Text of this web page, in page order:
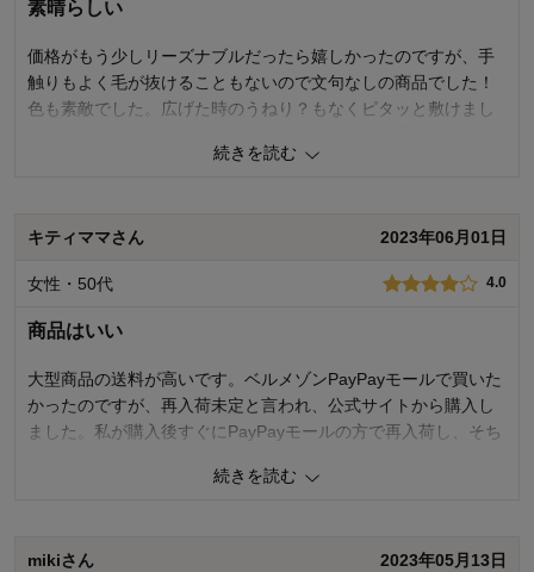
素晴らしい
価格がもう少しリーズナブルだったら嬉しかったのですが、手
触りもよく毛が抜けることもないので文句なしの商品でした！
色も素敵でした。広げた時のうねり？もなくピタッと敷けまし
部屋も感じよくなりました！掃除も割りとしやすいかと思いま
参考になった
使用感・使いやすさ
購入商品： グレイッシュカーキ, 約190×240
使用場所：
リビング
購入のきっかけ：
買い替え
商品を使う人：
自分、配偶者、子供、祖父祖母
続きを読む
キティママさん 2023年06月01日
女性・50代 4.0
商品はいい
大型商品の送料が高いです。ベルメゾンPayPayモールで買いた
かったのですが、再入荷未定と言われ、公式サイトから購入し
ました。私が購入後すぐにPayPayモールの方で再入荷し、そち
続きを読む
mikiさん 2023年05月13日